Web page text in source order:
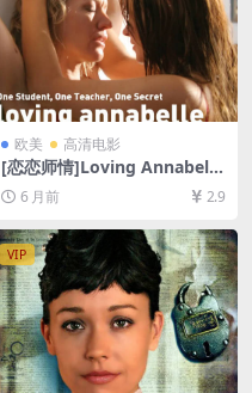
欧美 高清电影
[恋恋师情]Loving Annabelle
(2006)[百度网盘+夸克网盘10
80P超清未删减资源][网盘在
线播放/下载][MP4/4.6GB][中
文字幕]
6 月前 2.9
VIP